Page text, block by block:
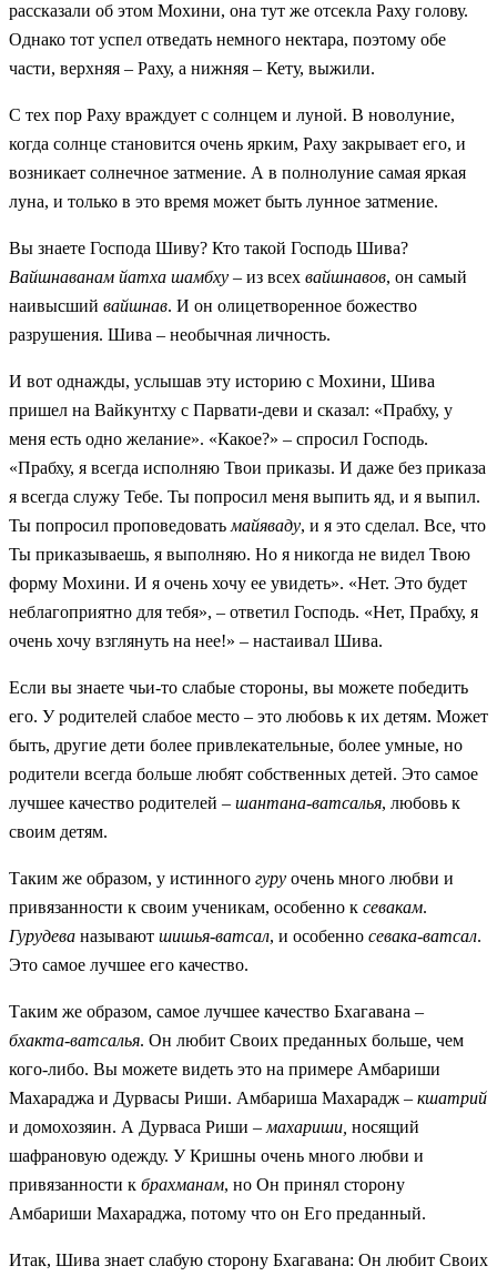
рассказали об этом Мохини, она тут же отсекла Раху голову.
Однако тот успел отведать немного нектара, поэтому обе
части, верхняя – Раху, а нижняя – Кету, выжили.
С тех пор Раху враждует с солнцем и луной. В новолуние,
когда солнце становится очень ярким, Раху закрывает его, и
возникает солнечное затмение. А в полнолуние самая яркая
луна, и только в это время может быть лунное затмение.
Вы знаете Господа Шиву? Кто такой Господь Шива?
Вайшнаванам йатха шамбху – из всех вайшнавов, он самый
наивысший вайшнав. И он олицетворенное божество
разрушения. Шива – необычная личность.
И вот однажды, услышав эту историю с Мохини, Шива
пришел на Вайкунтху с Парвати-деви и сказал: «Прабху, у
меня есть одно желание». «Какое?» – спросил Господь.
«Прабху, я всегда исполняю Твои приказы. И даже без приказа
я всегда служу Тебе. Ты попросил меня выпить яд, и я выпил.
Ты попросил проповедовать майяваду, и я это сделал. Все, что
Ты приказываешь, я выполняю. Но я никогда не видел Твою
форму Мохини. И я очень хочу ее увидеть». «Нет. Это будет
неблагоприятно для тебя», – ответил Господь. «Нет, Прабху, я
очень хочу взглянуть на нее!» – настаивал Шива.
Если вы знаете чьи-то слабые стороны, вы можете победить
его. У родителей слабое место – это любовь к их детям. Может
быть, другие дети более привлекательные, более умные, но
родители всегда больше любят собственных детей. Это самое
лучшее качество родителей – шантана-ватсалья, любовь к
своим детям.
Таким же образом, у истинного гуру очень много любви и
привязанности к своим ученикам, особенно к севакам.
Гурудева называют шишья-ватсал, и особенно севака-ватсал.
Это самое лучшее его качество.
Таким же образом, самое лучшее качество Бхагавана –
бхакта-ватсалья. Он любит Своих преданных больше, чем
кого-либо. Вы можете видеть это на примере Амбариши
Махараджа и Дурвасы Риши. Амбариша Махарадж – кшатрий
и домохозяин. А Дурваса Риши – махариши, носящий
шафрановую одежду. У Кришны очень много любви и
привязанности к брахманам, но Он принял сторону
Амбариши Махараджа, потому что он Его преданный.
Итак, Шива знает слабую сторону Бхагавана: Он любит Своих